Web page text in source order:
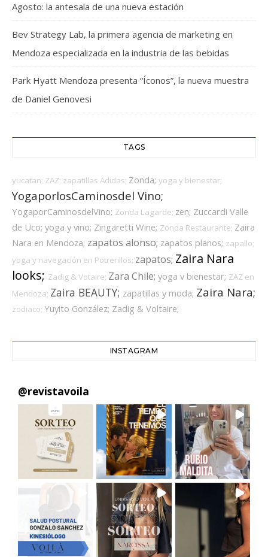
Agosto: la antesala de una nueva estación
Bev Strategy Lab, la primera agencia de marketing en
Mendoza especializada en la industria de las bebidas
Park Hyatt Mendoza presenta “Íconos”, la nueva muestra
de Daniel Genovesi
TAGS
yucatan; ZAZ; zapatillas Adidas; Zonda; yoga y bienestar;
YogaporlosCaminosdel Vino;
YogaporCaminosdelVino; Zonda Lagarde; zen; Zuccardi Valle
de Uco; yoga y vino; Zingaretti Wine; Zonda Restaurante; Zaira
Nara en Mendoza; zapatos alonso; zapatos planos; zapallo;
yoga y navegación en Potrerillos; zapatos; Zaira Nara
looks; Zadig & Votaire; Zara Chile; yoga v bienestar; ZAZ en
Mendoza; Zaira BEAUTY; zapatillas y moda; Zaira Nara;
zodiaco; Yuyito González; Zadig & Voltaire;
INSTAGRAM
@revistavoila